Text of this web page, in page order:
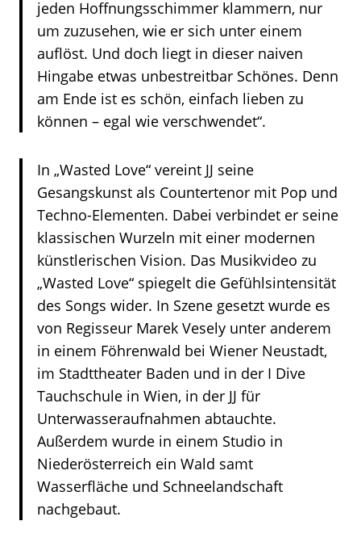
jeden Hoffnungsschimmer klammern, nur
um zuzusehen, wie er sich unter einem
auflöst. Und doch liegt in dieser naiven
Hingabe etwas unbestreitbar Schönes. Denn
am Ende ist es schön, einfach lieben zu
können – egal wie verschwendet“.
In „Wasted Love“ vereint JJ seine
Gesangskunst als Countertenor mit Pop und
Techno-Elementen. Dabei verbindet er seine
klassischen Wurzeln mit einer modernen
künstlerischen Vision. Das Musikvideo zu
„Wasted Love“ spiegelt die Gefühlsintensität
des Songs wider. In Szene gesetzt wurde es
von Regisseur Marek Vesely unter anderem
in einem Föhrenwald bei Wiener Neustadt,
im Stadttheater Baden und in der I Dive
Tauchschule in Wien, in der JJ für
Unterwasseraufnahmen abtauchte.
Außerdem wurde in einem Studio in
Niederösterreich ein Wald samt
Wasserfläche und Schneelandschaft
nachgebaut.